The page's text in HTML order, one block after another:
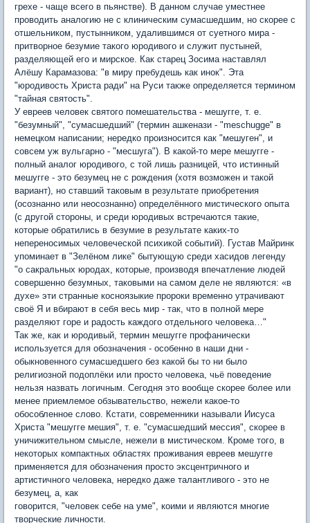
грехе - чаще всего в пьянстве). В данном случае уместнее
проводить аналогию не с клиническим сумасшедшим, но скорее с
отшельником, пустынником, удалившимся от суетного мира -
притворное безумие такого юродивого и служит пустыней,
разделяющей его и мирское. Как старец Зосима наставлял
Алёшу Карамазова: "в миру пребудешь как инок". Эта
"юродивость Христа ради" на Руси также определяется термином
"тайная святость".
У евреев человек святого помешательства - мешугге, т. е.
"безумный", "сумасшедший" (термин ашкенази - "meschugge" в
немецком написании; нередко произносится как "мешуген", и
совсем уж вульгарно - "месшуга"). В какой-то мере мешугге -
полный аналог юродивого, с той лишь разницей, что истинный
мешугге - это безумец не с рождения (хотя возможен и такой
вариант), но ставший таковым в результате приобретения
(осознанно или неосознанно) определённого мистического опыта
(с другой стороны, и среди юродивых встречаются такие,
которые обратились в безумие в результате каких-то
непереносимых человеческой психикой событий). Густав Майринк
упоминает в "Зелёном лике" бытующую среди хасидов легенду
"о сакральных юродах, которые, производя впечатление людей
совершенно безумных, таковыми на самом деле не являются: «в
духе» эти странные косноязыкие пророки временно утрачивают
своё Я и вбирают в себя весь мир - так, что в полной мере
разделяют горе и радость каждого отдельного человека…"
Так же, как и юродивый, термин мешугге профанически
используется для обозначения - особенно в наши дни -
обыкновенного сумасшедшего без какой бы то ни было
религиозной подоплёки или просто человека, чьё поведение
нельзя назвать логичным. Сегодня это вообще скорее более или
менее приемлемое обзывательство, нежели какое-то
обособленное слово. Кстати, современники называли Иисуса
Христа "мешугге мешия", т. е. "сумасшедший мессия", скорее в
уничижительном смысле, нежели в мистическом. Кроме того, в
некоторых компактных областях проживания евреев мешугге
применяется для обозначения просто эксцентричного и
артистичного человека, нередко даже талантливого - это не
безумец, а, как
говорится, "человек себе на уме", коими и являются многие
творческие личности.